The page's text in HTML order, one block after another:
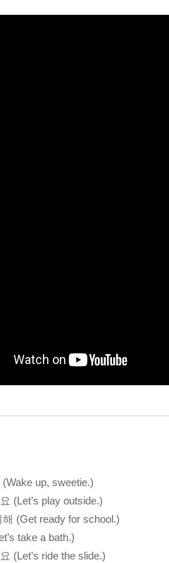
up, sweetie.)
(Let’s play outside.)
(Get ready for school.)
take a bath.)
(Let’s ride the slide.)